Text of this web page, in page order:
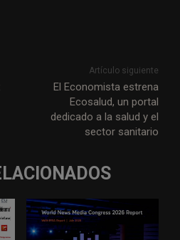
Artículo siguiente
El Economista estrena
Ecosalud, un portal
dedicado a la salud y el
sector sanitario